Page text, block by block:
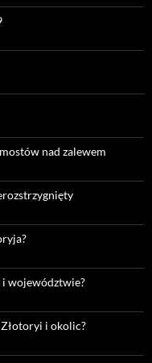
nad zalewem
i województwie?
i okolic?